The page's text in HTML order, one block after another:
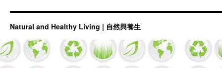
Natural and Healthy Living | 自然與養生